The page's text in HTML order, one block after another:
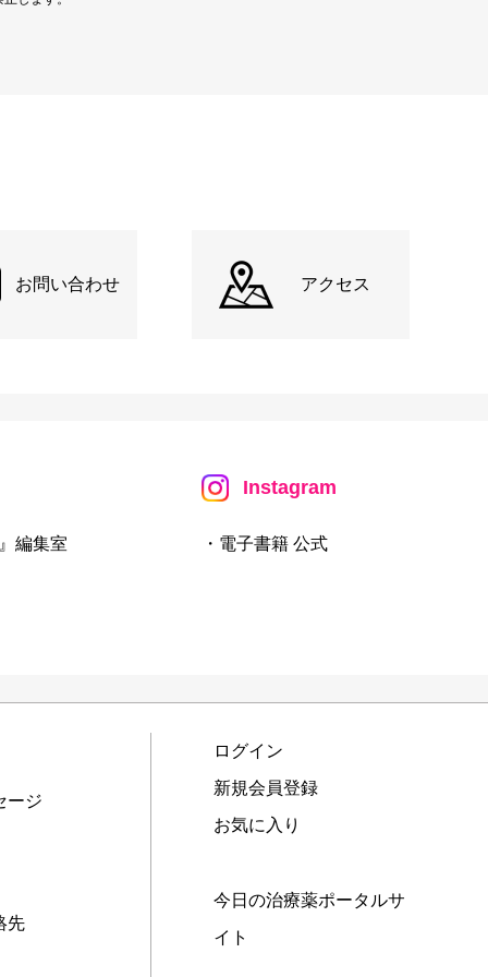
お問い合わせ アクセス
編集室
Instagram
・電子書籍 公式
ージ
先
ログイン
新規会員登録
お気に入り
今日の治療薬ポータルサ
イト